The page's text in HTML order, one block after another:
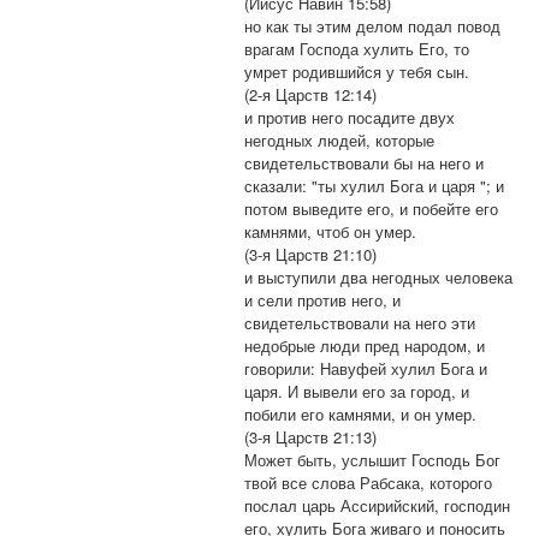
но как ты этим делом подал повод
врагам Господа хулить Его, то
умрет родившийся у тебя сын.
(2-я Царств 12:14)
и против него посадите двух
негодных людей, которые
свидетельствовали бы на него и
сказали: "ты хулил Бога и царя "; и
потом выведите его, и побейте его
камнями, чтоб он умер.
(3-я Царств 21:10)
и выступили два негодных человека
и сели против него, и
свидетельствовали на него эти
недобрые люди пред народом, и
говорили: Навуфей хулил Бога и
царя. И вывели его за город, и
побили его камнями, и он умер.
(3-я Царств 21:13)
Может быть, услышит Господь Бог
твой все слова Рабсака, которого
послал царь Ассирийский, господин
его, хулить Бога живаго и поносить